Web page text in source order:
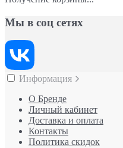
Мы в соц сетях
Информация
О Бренде
Личный кабинет
Доставка и оплата
Контакты
Политика скидок